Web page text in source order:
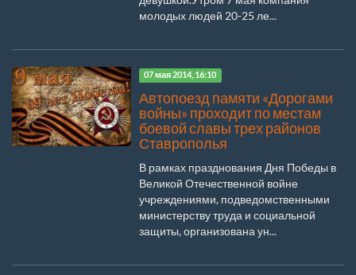
молодых людей 20-25 ле...
07 мая 2014, 16:10
Автопоезд памяти «Дорогами
войны» проходит по местам
боевой славы трех районов
Ставрополья
В рамках празднования Дня Победы в
Великой Отечественной войне
учреждениями, подведомственными
министерству труда и социальной
защиты, организована ун...